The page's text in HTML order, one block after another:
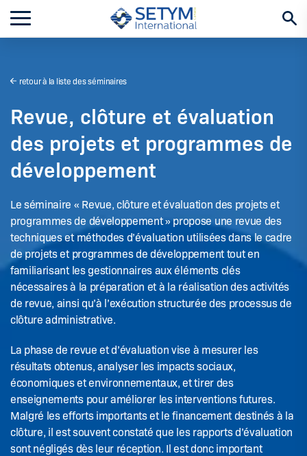
retour à la liste des séminaires
Revue, clôture et évaluation
des projets et programmes de
développement
Le séminaire « Revue, clôture et évaluation des projets et
programmes de développement » propose une revue des
techniques et méthodes d’évaluation utilisées dans le cadre
de projets et programmes de développement tout en
familiarisant les gestionnaires aux éléments clés
nécessaires à la préparation et à la réalisation des activités
de revue, ainsi qu’à l’exécution structurée des processus de
clôture administrative.
La phase de revue et d’évaluation vise à mesurer les
résultats obtenus, analyser les impacts sociaux,
économiques et environnementaux, et tirer des
enseignements pour améliorer les interventions futures.
Malgré les efforts importants et le financement destinés à la
clôture, il est souvent constaté que les rapports d’évaluation
sont négligés dès leur réception. Il est donc important